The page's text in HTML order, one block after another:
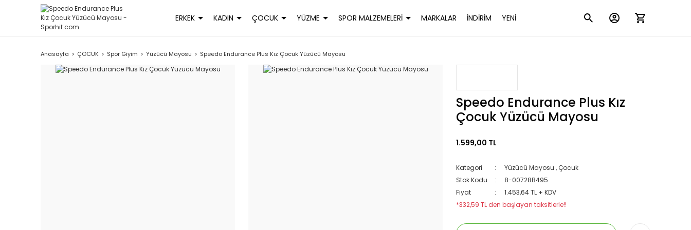
ERKEK KADIN ÇOCUK YÜZME SPOR MALZEMELERİ MARKALAR İNDİRİM YENİ
Anasayfa ÇOCUK Spor Giyim Yüzücü Mayosu Speedo Endurance Plus Kız Çocuk Yüzücü Mayosu
Speedo Endurance Plus Kız
Çocuk Yüzücü Mayosu
1.599,00 TL
Kategori Yüzücü Mayosu ,Çocuk
Stok Kodu
8-00728B495
Fiyat
1.453,64 TL + KDV
*332,59 TL den başlayan taksitlerle!!